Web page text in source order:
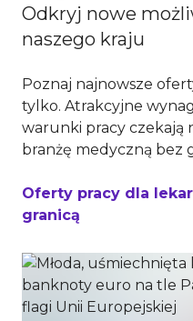
Odkryj nowe
naszego kraju
Poznaj najnowsze
tylko. Atrakcyjne
warunki pracy czekają
branżę medyczną bez
Oferty pracy dla
granicą